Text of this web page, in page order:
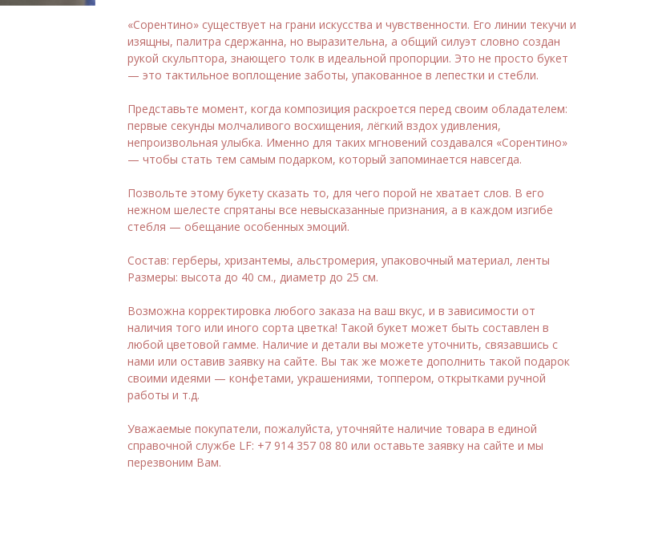
«Сорентино» существует на грани искусства и чувственности. Его линии текучи и
изящны, палитра сдержанна, но выразительна, а общий силуэт словно создан
рукой скульптора, знающего толк в идеальной пропорции. Это не просто букет
— это тактильное воплощение заботы, упакованное в лепестки и стебли.
Представьте момент, когда композиция раскроется перед своим обладателем:
первые секунды молчаливого восхищения, лёгкий вздох удивления,
непроизвольная улыбка. Именно для таких мгновений создавался «Сорентино»
— чтобы стать тем самым подарком, который запоминается навсегда.
Позвольте этому букету сказать то, для чего порой не хватает слов. В его
нежном шелесте спрятаны все невысказанные признания, а в каждом изгибе
стебля — обещание особенных эмоций.
Состав: герберы, хризантемы, альстромерия, упаковочный материал, ленты
Размеры: высота до 40 см., диаметр до 25 см.
Возможна корректировка любого заказа на ваш вкус, и в зависимости от
наличия того или иного сорта цветка! Такой букет может быть составлен в
любой цветовой гамме. Наличие и детали вы можете уточнить, связавшись с
нами или оставив заявку на сайте. Вы так же можете дополнить такой подарок
своими идеями — конфетами, украшениями, топпером, открытками ручной
работы и т.д.
Уважаемые покупатели, пожалуйста, уточняйте наличие товара в единой
справочной службе LF: +7 914 357 08 80 или оставьте заявку на сайте и мы
перезвоним Вам.